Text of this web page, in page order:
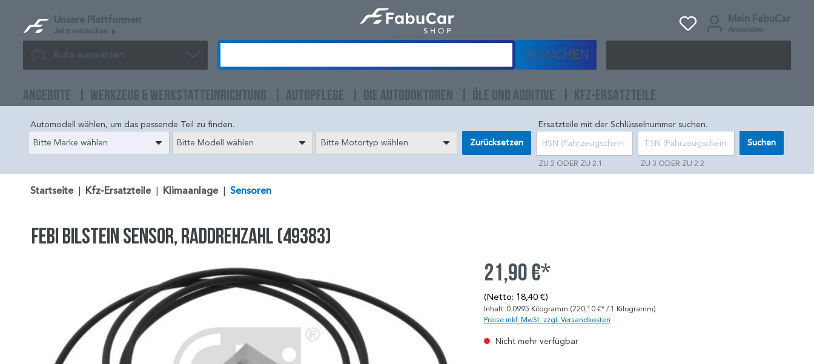
Unsere Plattformen
Jetzt entdecken
Mein FabuCar
Anmelden
Auto auswählen SUCHEN
ANGEBOTE WERKZEUG & WERKSTATTEINRICHTUNG AUTOPFLEGE DIE AUTODOKTOREN ÖLE UND ADDITIVE KFZ-ERSATZTEILE
Automodell wählen, um das passende Teil zu finden.
Bitte Marke wählen
Bitte Modell wählen Bitte Motortyp wählen Zurücksetzen
Ersatzteile mit der Schlüsselnummer suchen.
ZU 2 ODER ZU 2.1 ZU 3 ODER ZU 2.2
Suchen
Startseite Kfz-Ersatzteile Klimaanlage Sensoren
FEBI BILSTEIN Sensor, Raddrehzahl (49383)
21,90 €*
(Netto: 18,40 €)
Inhalt: 0.0995 Kilogramm (220,10 €* / 1 Kilogramm)
Preise inkl. MwSt. zzgl. Versandkosten
Nicht mehr verfügbar